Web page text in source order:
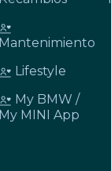
Mantenimiento
Lifestyle
My BMW /
My MINI App